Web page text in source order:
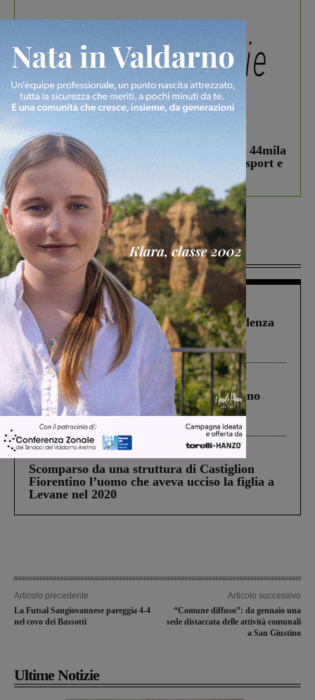
In vetrina 3 Agosto 2026
Estra Notizie agosto: Smart Cities, oltre 44mila
studenti coinvolti, torna il bando per lo sport e
debutta il podcast Estrair
Più lette
Figline Incisa Valdarno 1 Agosto 2026
Piscina di Figline finanziata oltre la scadenza
Pnrr, il gruppo di Fratelli d’Italia: “Un
ringraziamento al Governo”
Cronaca 4 Agosto 2026
Un anno fa la strage in A1 in cui morirono
Gianni, Giulia e Franco. Lo schianto, il
processo, lo stop ai sorpassi fra tir....
Cronaca 3 Agosto 2026
Scomparso da una struttura di Castiglion
Fiorentino l’uomo che aveva ucciso la figlia a
Levane nel 2020
Articolo precedente
La Futsal Sangiovannese pareggia 4-4
nel covo dei Bassotti
Articolo successivo
“Comune diffuso”: da gennaio una
sede distaccata delle attività comunali
a San Giustino
Ultime Notizie